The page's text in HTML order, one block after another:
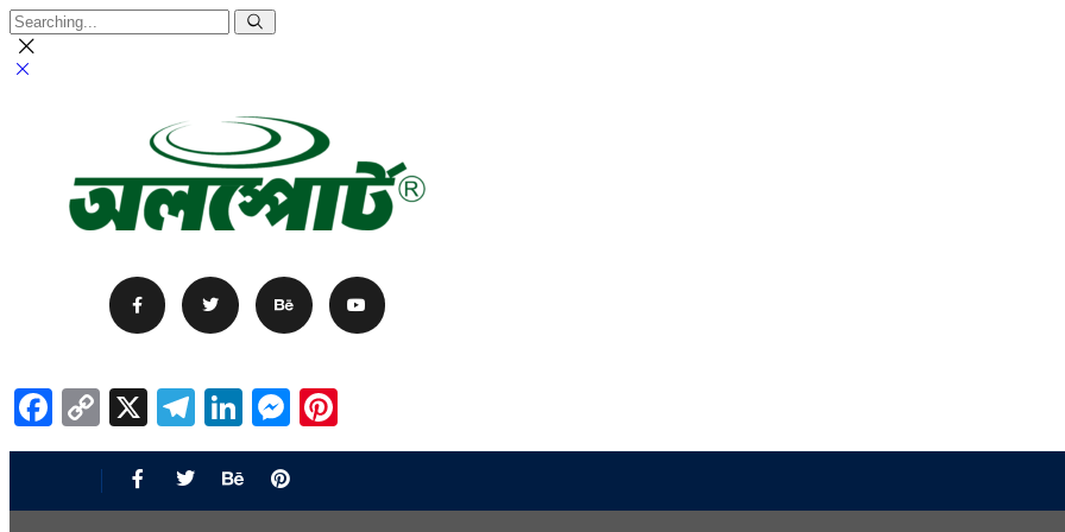
Facebook
Copy
Link
X Telegram
LinkedIn
Messenger